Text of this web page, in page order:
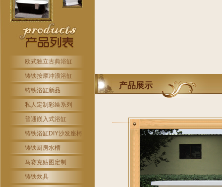
欧式独立古典浴缸
铸铁按摩冲浪浴缸
铸铁浴缸新品
私人定制彩绘系列
普通嵌入式浴缸
铸铁浴缸DIY沙发座椅
铸铁厨房水槽
马赛克贴图定制
铸铁炊具
产品展示